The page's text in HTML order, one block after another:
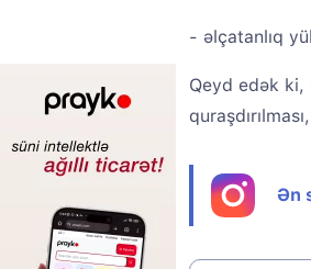
- əlçatanlıq
Qeyd edək ki,
Ən